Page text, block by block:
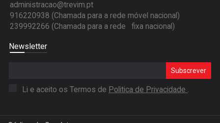
administracao@trevim.pt
916220938 (Chamada para a rede móvel nacional)
239992266 (Chamada para a rede fixa nacional)
Newsletter
Subscrever
Li e aceito os Termos de Politica de Privacidade .